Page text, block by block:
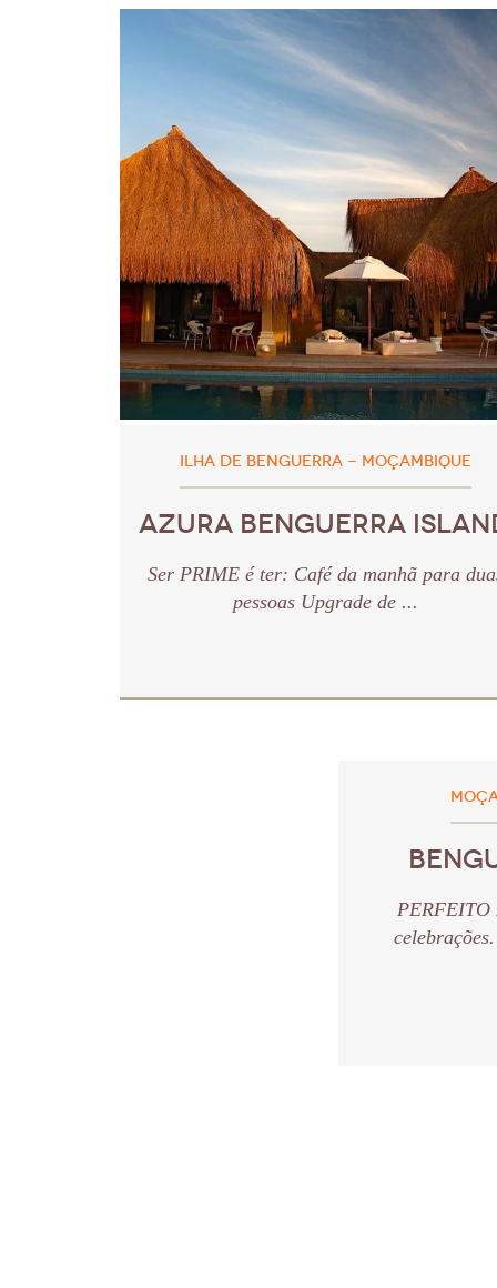
ILHA DE BENGUERRA - MOÇAMBIQUE
AZURA BENGUERRA
Ser PRIME é ter: Café da manhã para
pessoas Upgrade de ...
PERFEITO